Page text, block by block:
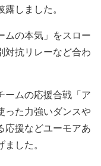
しました。
の本気」をスロー
対抗リレーなど合わ
ムの応援合戦「ア
った力強いダンスや
応援などユーモアあ
した。